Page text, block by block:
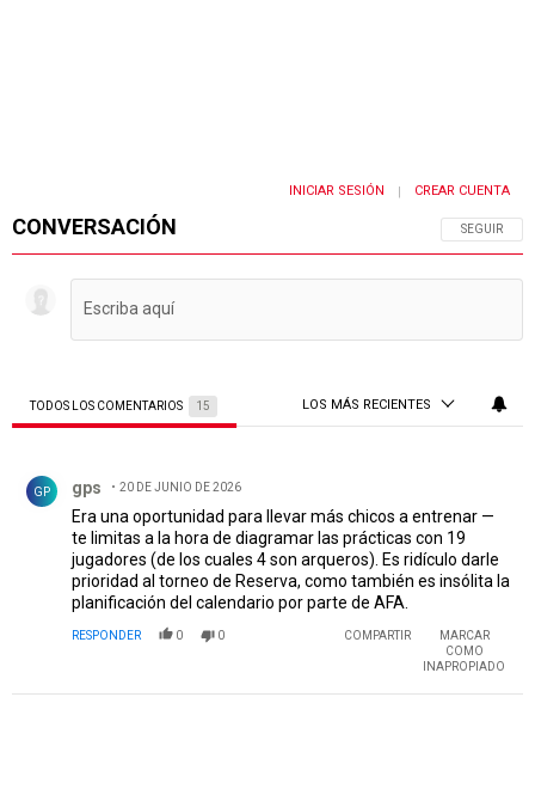
CONVERSACIÓN SIGA ESTA
SEGUIR
INICIAR SESIÓN CREAR CUENTA
TODOS LOS COMENTARIOS 15 LOS MÁS RECIENTES
GP gps 20 DE JUNIO DE 2026
Era una oportunidad para llevar más chicos a entrenar —
te limitas a la hora de diagramar las prácticas con 19
jugadores (de los cuales 4 son arqueros). Es ridículo darle
prioridad al torneo de Reserva, como también es insólita la
planificación del calendario por parte de AFA.
RESPONDER 0 0 COMPARTIR
MARCAR
COMO
INAPROPIADO